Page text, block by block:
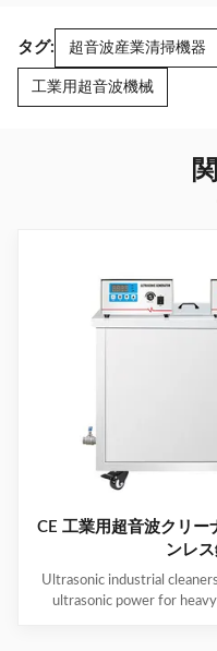
タグ: 超音波産業清掃機器
工業用超音波機械
CE 工業用超音波クリー
ンレス
Ultrasonic industrial
ultrasonic power for
widely used in engine